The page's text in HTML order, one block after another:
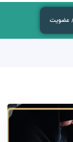
/ عضویت